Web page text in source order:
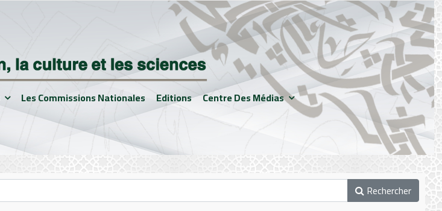
Les Commissions Nationales Editions Centre Des Médias
Rechercher